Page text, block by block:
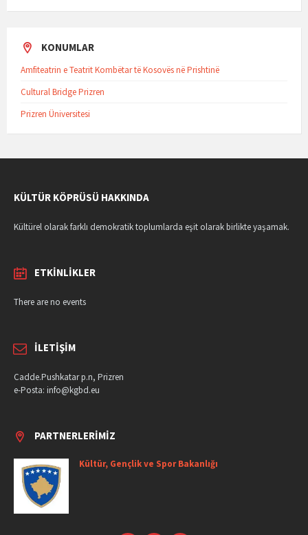
KONUMLAR
Amfiteatrin e Teatrit Kombëtar të Kosovës në Prishtinë
Cultural Bridge Prizren
Prizren Üniversitesi
KÜLTÜR KÖPRÜSÜ HAKKINDA
Kültürel olarak farklı demokratik toplumlarda eşit olarak birlikte yaşamak.
ETKINLIKLER
There are no events
İLETIŞIM
Cadde.Pushkatar p.n, Prizren
e-Posta: info@kgbd.eu
PARTNERLERIMIZ
Kültür, Gençlik ve Spor Bakanlığı